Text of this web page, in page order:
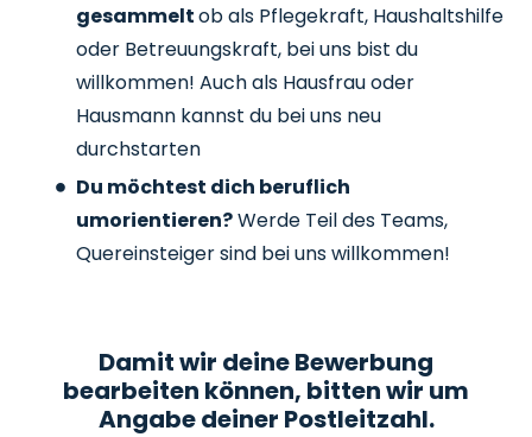
gesammeltob als Pflegekraft, Haushaltshilfe
oder Betreuungskraft, bei uns bist du
willkommen! Auch als Hausfrau oder
Hausmann kannst du bei uns neu
durchstarten
Du möchtest dich beruflich
umorientieren?Werde Teil des Teams,
Quereinsteiger sind bei uns willkommen!
Damit wir deine Bewerbung
bearbeiten können, bitten wir um
Angabe deiner Postleitzahl.